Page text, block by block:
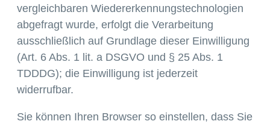
vergleichbaren Wiedererkennungstechnologien
abgefragt wurde, erfolgt die Verarbeitung
ausschließlich auf Grundlage dieser Einwilligung
(Art. 6 Abs. 1 lit. a DSGVO und § 25 Abs. 1
TDDDG); die Einwilligung ist jederzeit
widerrufbar.
Sie können Ihren Browser so einstellen, dass Sie